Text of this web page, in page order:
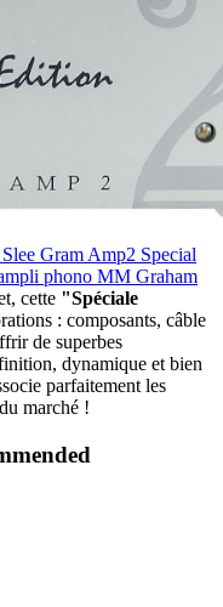
Gram Amp2 Special
phono MM Graham
cette "Spéciale
: composants, câble
de superbes
dynamique et bien
parfaitement les
marché !